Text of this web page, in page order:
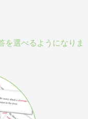
を選べるようになりま